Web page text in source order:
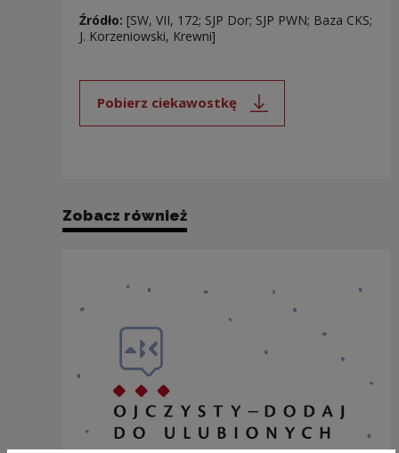
Źródło: [SW, VII, 172; SJP Dor; SJP PWN; Baza CKS;
J. Korzeniowski, Krewni]
Pobierz ciekawostkę
Uwaga, link zostanie otwarty
Zobacz również